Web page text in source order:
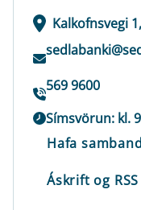
Kalkofnsvegi
569 9600
Símsvörun: kl.
Hafa samband
Áskrift og RSS